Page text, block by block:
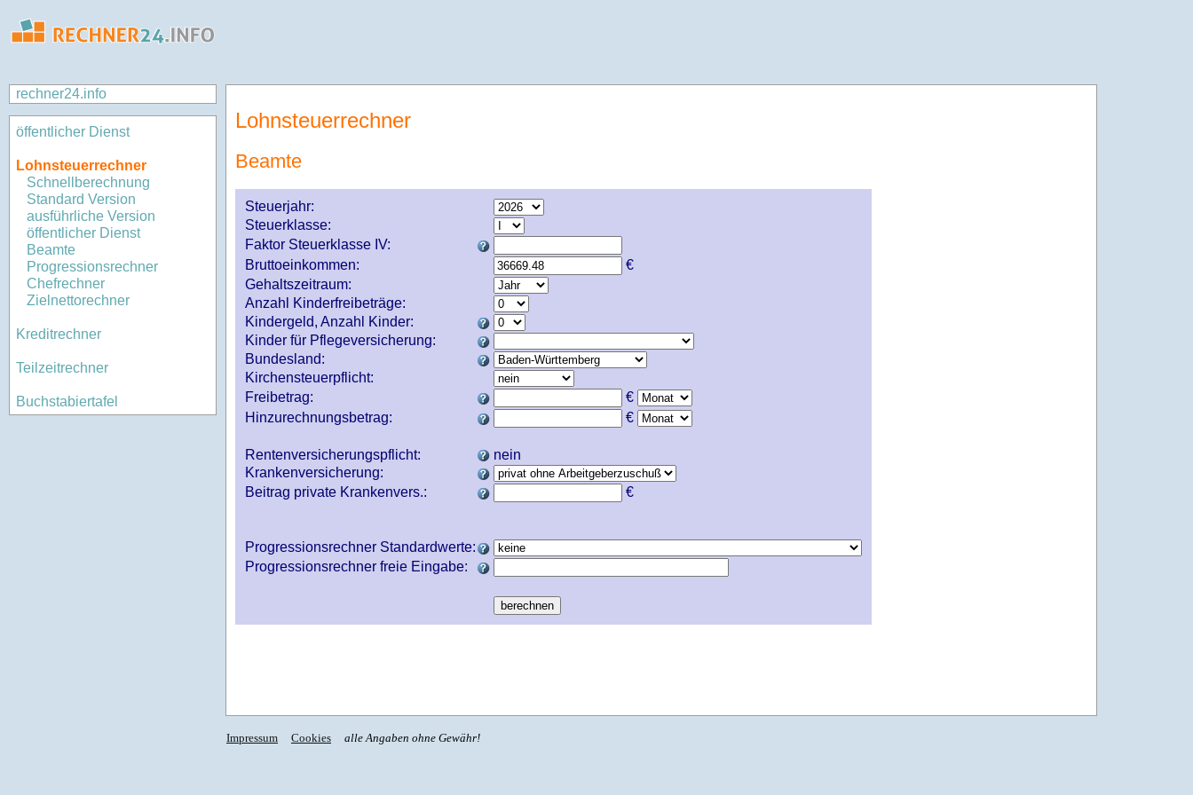
rechner24.info
öffentlicher Dienst
Lohnsteuerrechner
Schnellberechnung
Standard Version
ausführliche Version
öffentlicher Dienst
Beamte
Progressionsrechner
Chefrechner
Zielnettorechner
Kreditrechner
Teilzeitrechner
Buchstabiertafel
Lohnsteuerrechner
Beamte
Steuerjahr:
Steuerklasse:
Faktor Steuerklasse IV:
Bruttoeinkommen:
€
Gehaltszeitraum:
Anzahl Kinderfreibeträge:
Kindergeld, Anzahl Kinder:
Kinder für Pflegeversicherung:
Bundesland:
Kirchensteuerpflicht:
Freibetrag:
€
Hinzurechnungsbetrag:
€
Rentenversicherungspflicht:
nein
Krankenversicherung:
Beitrag private Krankenvers.:
€
Progressionsrechner Standardwerte:
Progressionsrechner freie Eingabe:
Impressum Cookies alle Angaben ohne Gewähr!